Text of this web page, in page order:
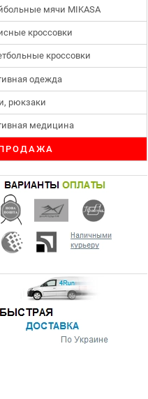
мячи MIKASA
кроссовки
кроссовки
одежда
рюкзаки
медицина